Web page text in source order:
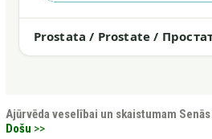
Prostata / Prostate /
Ajūrvēda veselībai un skaistumam
Došu >>